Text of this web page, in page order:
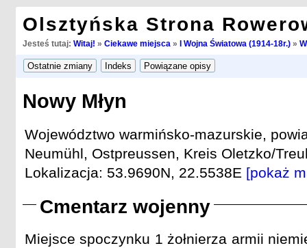
Olsztyńska Strona
Jesteś tutaj: Witaj! » Ciekawe miejsca » I Wojna Światowa (1914-18r.)»
Nowy Młyn
Województwo warmińsko-mazurskie,
Neumühl, Ostpreussen, Kreis Oletzko/
Lokalizacja: 53.9690N, 22.5538E [pokaż
Cmentarz wojenny
Miejsce spoczynku 1 żołnierza armii